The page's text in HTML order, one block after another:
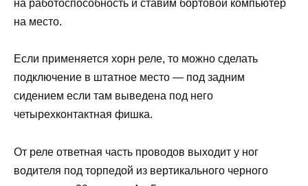
на работоспособность и ставим бортовой компьютер
на место.
Если применяется хорн реле, то можно сделать
подключение в штатное место — под задним
сидением если там выведена под него
четырехконтактная фишка.
От реле ответная часть проводов выходит у ног
водителя под торпедой из вертикального черного